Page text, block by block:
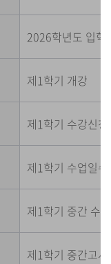
2026학년도 입학
제1학기 개강
제1학기 수강신
제1학기 수업일
제1학기 중간 수
제1학기 중간고사